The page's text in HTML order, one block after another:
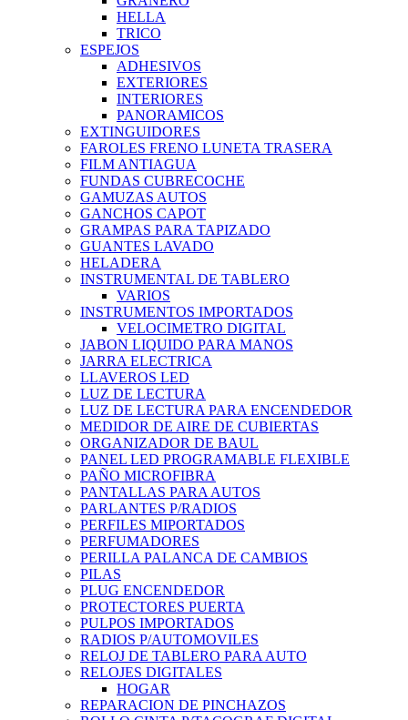
HELLA
TRICO
ESPEJOS
ADHESIVOS
EXTERIORES
INTERIORES
PANORAMICOS
EXTINGUIDORES
FAROLES FRENO LUNETA TRASERA
FILM ANTIAGUA
FUNDAS CUBRECOCHE
GAMUZAS AUTOS
GANCHOS CAPOT
GRAMPAS PARA TAPIZADO
GUANTES LAVADO
HELADERA
INSTRUMENTAL DE TABLERO
VARIOS
INSTRUMENTOS IMPORTADOS
VELOCIMETRO DIGITAL
JABON LIQUIDO PARA MANOS
JARRA ELECTRICA
LLAVEROS LED
LUZ DE LECTURA
LUZ DE LECTURA PARA ENCENDEDOR
MEDIDOR DE AIRE DE CUBIERTAS
ORGANIZADOR DE BAUL
PANEL LED PROGRAMABLE FLEXIBLE
PAÑO MICROFIBRA
PANTALLAS PARA AUTOS
PARLANTES P/RADIOS
PERFILES MIPORTADOS
PERFUMADORES
PERILLA PALANCA DE CAMBIOS
PILAS
PLUG ENCENDEDOR
PROTECTORES PUERTA
PULPOS IMPORTADOS
RADIOS P/AUTOMOVILES
RELOJ DE TABLERO PARA AUTO
RELOJES DIGITALES
HOGAR
REPARACION DE PINCHAZOS